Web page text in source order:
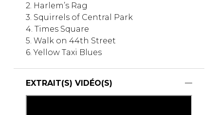
2. Harlem’s Rag
3. Squirrels of Central Park
4. Times Square
5. Walk on 44th Street
6. Yellow Taxi Blues
EXTRAIT(S) VIDÉO(S)